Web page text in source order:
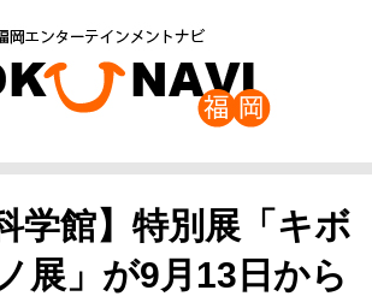
学館】特別展「キボ
展」が9月13日から